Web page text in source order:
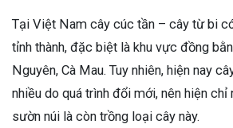
Tại Việt Nam cây cúc tần – cây từ bi
tỉnh thành, đặc biệt là khu vực đồng
Nguyên, Cà Mau. Tuy nhiên, hiện nay
nhiều do quá trình đổi mới, nên hiện
sườn núi là còn trồng loại cây này.